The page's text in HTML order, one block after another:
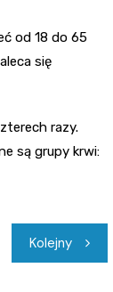
od 18 do 65
się
razy.
są grupy krwi:
Kolejny